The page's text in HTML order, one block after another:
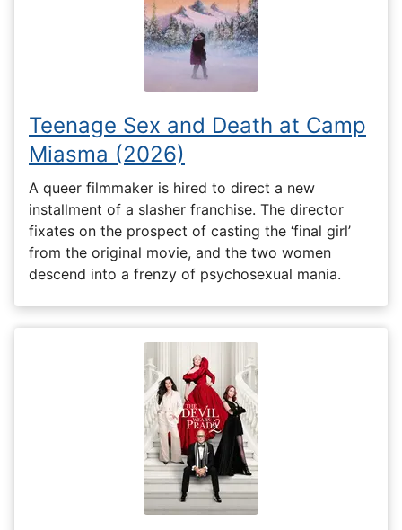
Teenage Sex and Death at Camp
Miasma (2026)
A queer filmmaker is hired to direct a new
installment of a slasher franchise. The director
fixates on the prospect of casting the ‘final girl’
from the original movie, and the two women
descend into a frenzy of psychosexual mania.